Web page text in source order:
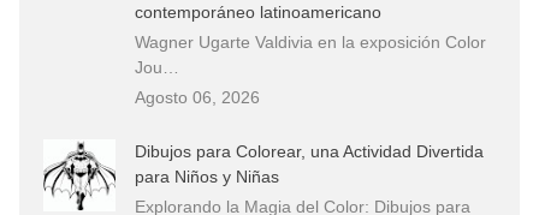
contemporáneo latinoamericano
Wagner Ugarte Valdivia en la exposición Color
Jou…
Agosto 06, 2026
Dibujos para Colorear, una Actividad Divertida
para Niños y Niñas
Explorando la Magia del Color: Dibujos para